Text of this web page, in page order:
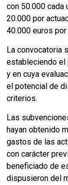
con 50.000 cada
20.000 por
40.000 euros por
La convocatoria
estableciendo el
y en cuya
el potencial de
criterios.
Las
hayan obtenido
gastos de las
con carácter
beneficiado de
dispusieron del